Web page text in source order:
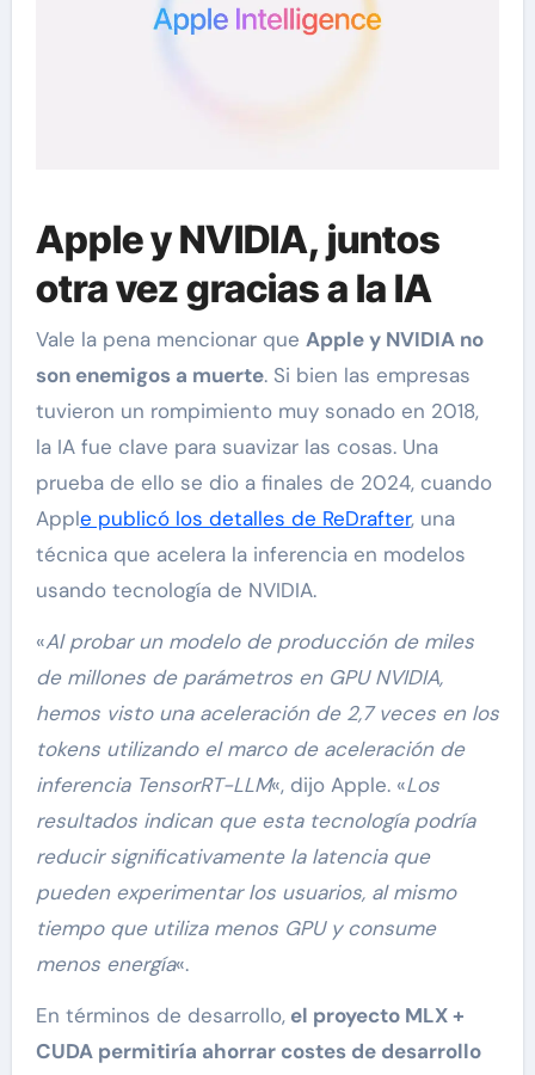
Apple y NVIDIA, juntos
otra vez gracias a la IA
Vale la pena mencionar que Apple y NVIDIA no
son enemigos a muerte. Si bien las empresas
tuvieron un rompimiento muy sonado en 2018,
la IA fue clave para suavizar las cosas. Una
prueba de ello se dio a finales de 2024, cuando
Apple publicó los detalles de ReDrafter, una
técnica que acelera la inferencia en modelos
usando tecnología de NVIDIA.
«Al probar un modelo de producción de miles
de millones de parámetros en GPU NVIDIA,
hemos visto una aceleración de 2,7 veces en los
tokens utilizando el marco de aceleración de
inferencia TensorRT-LLM«, dijo Apple. «Los
resultados indican que esta tecnología podría
reducir significativamente la latencia que
pueden experimentar los usuarios, al mismo
tiempo que utiliza menos GPU y consume
menos energía«.
En términos de desarrollo,el proyecto MLX +
CUDA permitiría ahorrar costes de desarrollo